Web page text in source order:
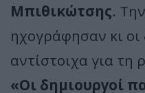
Μπιθικώτσης.
ηχογράφησαν κι οι
αντίστοιχα για τη
«Οι δημιουργοί